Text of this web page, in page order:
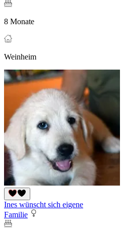
8 Monate
Weinheim
Ines wünscht sich eigene
Familie